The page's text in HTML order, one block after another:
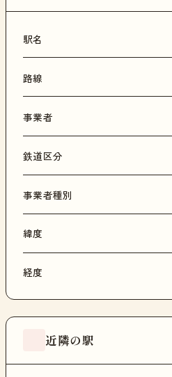
駅名
路線
事業者
鉄道区分
事業者種別
緯度
経度
近隣の駅